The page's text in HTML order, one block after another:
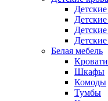
Белая мебель
Кровати
Шкафы
Комоды
Тумбы